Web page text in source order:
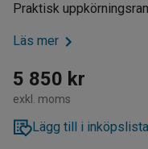
Praktisk
Läs mer
5 850 kr
exkl. moms
Lägg till i